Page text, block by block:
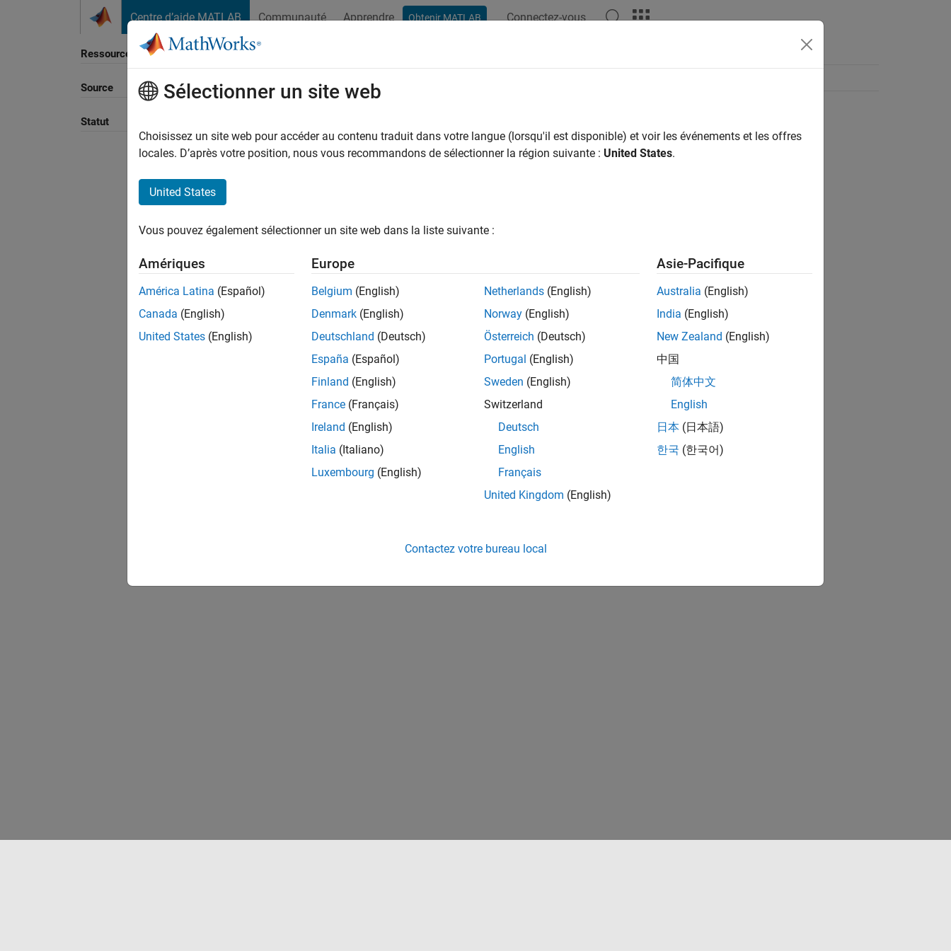
Centre d’aide MATLAB Communauté Apprendre Obtenir MATLAB Connectez-vous
Ressource
Source
Statut
Sélectionner un site web
Choisissez un site web pour accéder au contenu traduit dans votre langue (lorsqu'il est disponible) et voir les événements et les offres
locales. D’après votre position, nous vous recommandons de sélectionner la région suivante : United States.
United States
Vous pouvez également sélectionner un site web dans la liste suivante :
Amériques
América Latina (Español)
Canada (English)
United States (English)
Europe
Belgium (English)
Denmark (English)
Deutschland (Deutsch)
España (Español)
Finland (English)
France (Français)
Ireland (English)
Italia (Italiano)
Luxembourg (English)
Netherlands (English)
Norway (English)
Österreich (Deutsch)
Portugal (English)
Sweden (English)
Switzerland
Deutsch
English
Français
United Kingdom (English)
Asie-Pacifique
Australia (English)
India (English)
New Zealand (English)
中国
简体中文
English
日本 (日本語)
한국 (한국어)
Contactez votre bureau local